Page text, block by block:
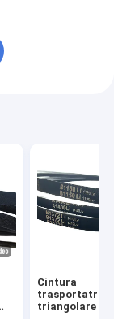
Cintura
trasportatrice
triangolare in